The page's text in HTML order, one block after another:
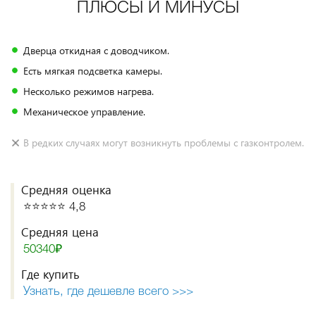
ПЛЮСЫ И МИНУСЫ
Дверца откидная с доводчиком.
Есть мягкая подсветка камеры.
Несколько режимов нагрева.
Механическое управление.
В редких случаях могут возникнуть проблемы с газконтролем.
Средняя оценка
⭐️⭐️⭐️⭐️⭐️ 4,8
Средняя цена
50340₽
Где купить
Узнать, где дешевле всего >>>